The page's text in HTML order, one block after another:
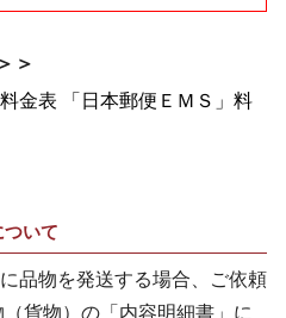
＞
金表
「日本郵便ＥＭＳ」料
いて
品物を発送する場合、ご依頼
貨物）の「内容明細書」に